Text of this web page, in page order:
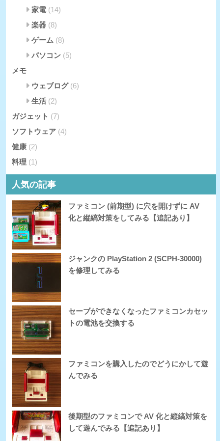
家電(14)
楽器(8)
ゲーム (8)
パソコン(5)
メモ
ウェブログ(6)
生活(2)
ガジェット (7)
ソフトウェア(4)
健康(2)
料理 (1)
人気の記事
ファミコン (前期型) に穴を開けずに AV
化と縦縞対策をしてみる【追記あり】
ジャンクの PlayStation 2 (SCPH-30000)
を修理してみる
セーブができなくなったファミコンカセッ
トの電池を交換する
ファミコンを購入したのでどうにかして遊
んでみる
後期型のファミコンで AV 化と縦縞対策を
して遊んでみる【追記あり】